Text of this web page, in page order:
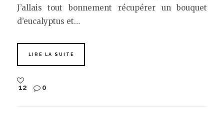
J’allais tout bonnement récupérer un bouquet
d’eucalyptus et…
LIRE LA SUITE
12 0